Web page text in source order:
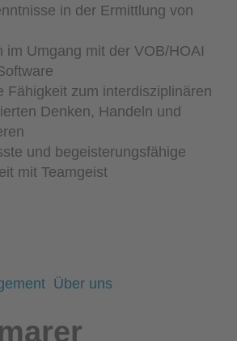
in der Ermittlung von
im Umgang mit der VOB/HOAI
Fähigkeit zum interdisziplinären
Denken, Handeln und
und begeisterungsfähige
mit Teamgeist
Über uns